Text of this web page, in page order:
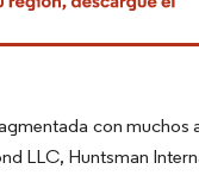
con
LLC, Huntsman